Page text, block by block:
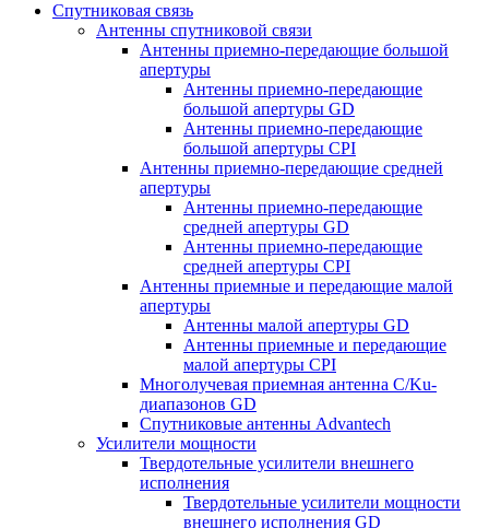
Спутниковая связь
Антенны спутниковой связи
Антенны приемно-передающие большой
апертуры
Антенны приемно-передающие
большой апертуры GD
Антенны приемно-передающие
большой апертуры CPI
Антенны приемно-передающие средней
апертуры
Антенны приемно-передающие
средней апертуры GD
Антенны приемно-передающие
средней апертуры CPI
Антенны приемные и передающие малой
апертуры
Антенны малой апертуры GD
Антенны приемные и передающие
малой апертуры CPI
Многолучевая приемная антенна С/Ku-
диапазонов GD
Спутниковые антенны Advantech
Усилители мощности
Твердотельные усилители внешнего
исполнения
Твердотельные усилители мощности
внешнего исполнения GD